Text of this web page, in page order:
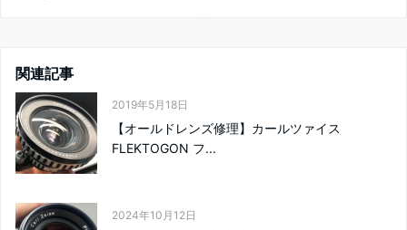
関連記事
2019年5月18日
【オールドレンズ修理】カールツァイス
FLEKTOGON フ...
2024年10月12日